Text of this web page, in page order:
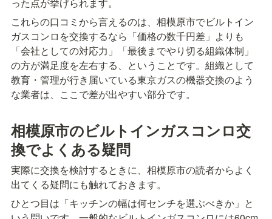
これらの口コミから言えるのは、相模原市でビルトイン
ガスコンロを交換するなら「価格の数千円差」よりも
「会社としての対応力」「最後までやり切る組織体制」
の方が満足度を左右する、ということです。組織として
教育・管理が行き届いている東京ガスの機器交換のよう
な業者は、ここで差が出やすい部分です。
相模原市のビルトインガスコンロ交
換でよくある疑問
実際に交換を検討するときに、相模原市の読者からよく
出てくる疑問にも触れておきます。
ひとつ目は「キッチンの幅は何センチを選ぶべきか」と